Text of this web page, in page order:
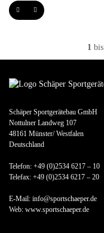
1bis
Schäper Sportgerätebau GmbH
Nottulner Landweg 107
48161 Münster/ Westfalen
Deutschland
Telefon: +49 (0)2534 6217 – 10
Telefax: +49 (0)2534 6217 – 20
E-Mail: info@sportschaeper.de
Web: www.sportschaeper.de